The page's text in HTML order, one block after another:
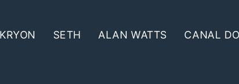
KRYON SETH ALAN WATTS CANAL